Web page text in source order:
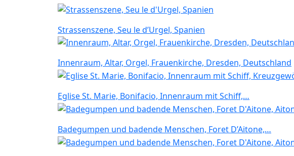
Strassenszene, Seu le d’Urgel, Spanien
Innenraum, Altar, Orgel, Frauenkirche, Dresden, Deutschland
Eglise St. Marie, Bonifacio, Innenraum mit Schiff,…
Badegumpen und badende Menschen, Foret D’Aitone,…